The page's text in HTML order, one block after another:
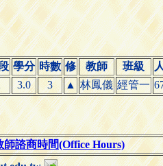
學分 時數 修 教師 班級
3.0 3 ▲ 林鳳儀 經管一
師諮商時間(Office Hours)